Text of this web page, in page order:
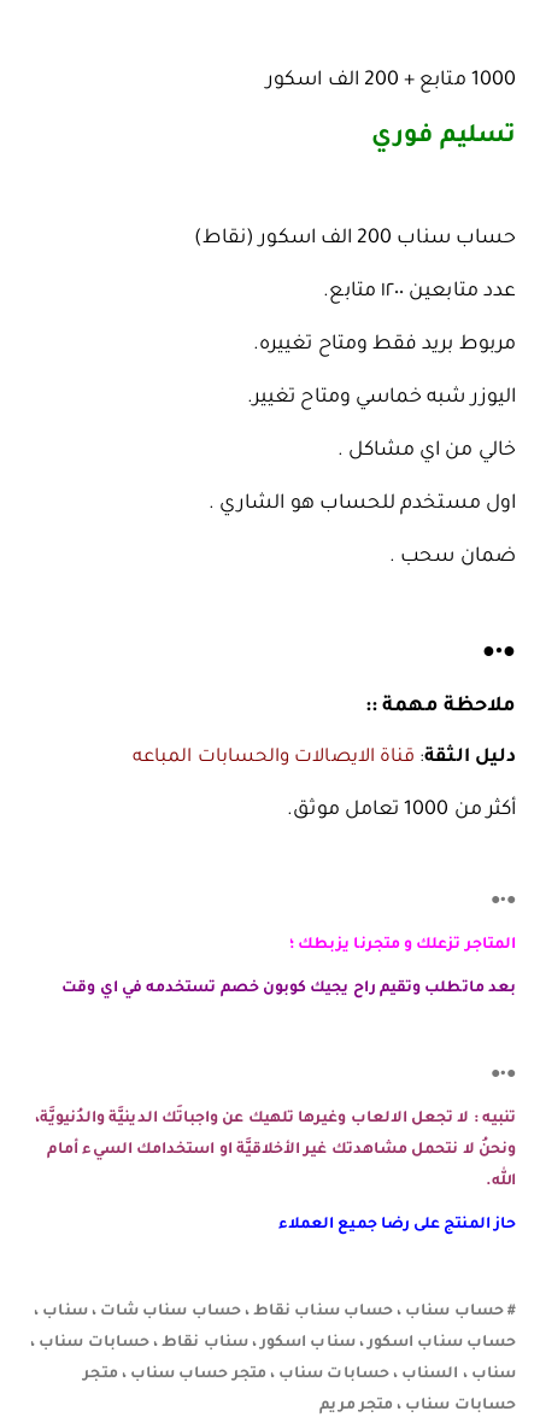
1000 متابع + 200 الف اسكور
تسليم فوري ️
حساب سناب 200 الف اسكور (نقاط)
عدد متابعين ١٢٠٠ متابع.
️️️مربوط بريد فقط ومتاح تغييره.
اليوزر شبه خماسي ومتاح تغيير.
️️️خالي من اي مشاكل .
️️️اول مستخدم للحساب هو الشاري .
️️️ضمان سحب .
●•●
ملاحظة مهمة ::
دليل الثقة: قناة الايصالات والحسابات المباعه
أكثر من 1000 تعامل موثق.
●•●
المتاجر تزعلك و متجرنا يزبطك ؛
بعد ماتطلب وتقيم راح يجيك كوبون خصم تستخدمه في اي وقت
●•●
تنبيه : لا تجعل الالعاب وغيرها تلهيك عن واجباتَك الدينيَّة والدُنيويَّة،
ونحنُ لا نتحمل مشاهدتك غير الأخلاقيَّة او استخدامك السيء أمام
الله.
حاز المنتج على رضا جميع العملاء
# حساب سناب ، حساب سناب نقاط ، حساب سناب شات ، سناب ،
حساب سناب اسكور ، سناب اسكور ، سناب نقاط ، حسابات سناب ،
سناب ، السناب ، حسابات سناب ، متجر حساب سناب ، متجر
حسابات سناب ، متجر مريم